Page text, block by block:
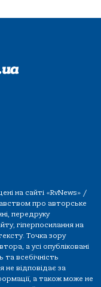
на сайті «RvNews» /
про авторське
передруку
гіперпосилання на
Точка зору
а усі опубліковані
всебічність
не відповідає за
а також може не